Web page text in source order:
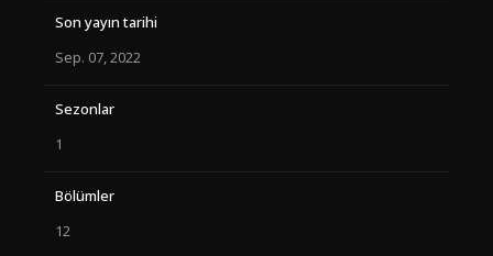
Son yayın tarihi
Sep. 07, 2022
Sezonlar
1
Bölümler
12